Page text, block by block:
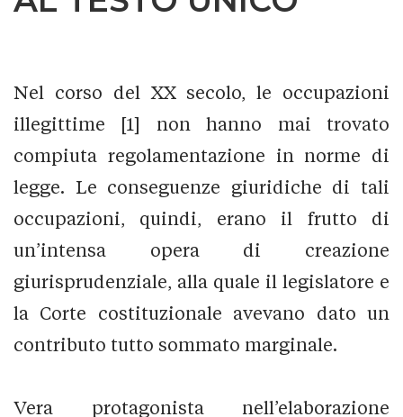
Nel corso del XX secolo, le occupazioni
illegittime [1] non hanno mai trovato
compiuta regolamentazione in norme di
legge. Le conseguenze giuridiche di tali
occupazioni, quindi, erano il frutto di
un’intensa opera di creazione
giurisprudenziale, alla quale il legislatore e
la Corte costituzionale avevano dato un
contributo tutto sommato marginale.
Vera protagonista nell’elaborazione